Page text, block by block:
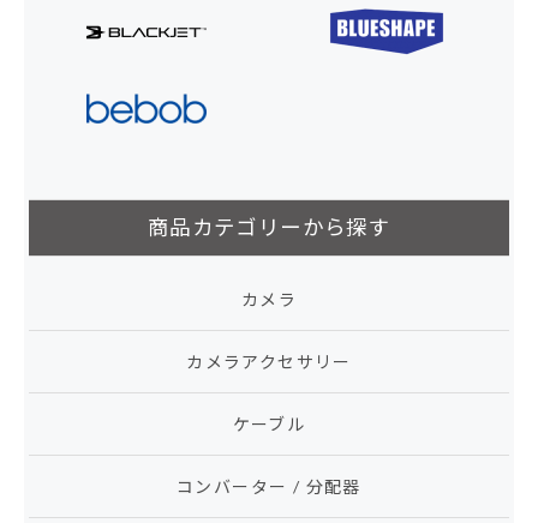
商品カテゴリーから探す
カメラ
カメラアクセサリー
ケーブル
コンバーター / 分配器